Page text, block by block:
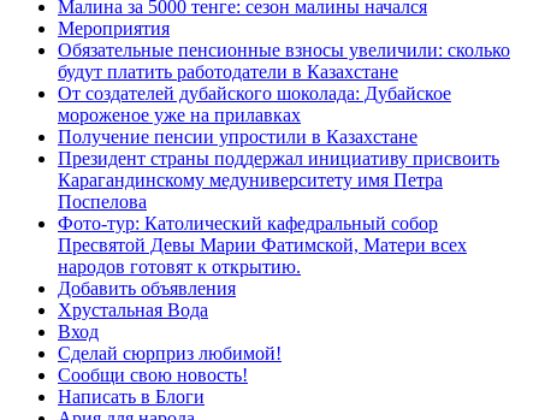
Малина за 5000 тенге: сезон малины начался
Мероприятия
Обязательные пенсионные взносы увеличили: сколько
будут платить работодатели в Казахстане
От создателей дубайского шоколада: Дубайское
мороженое уже на прилавках
Получение пенсии упростили в Казахстане
Президент страны поддержал инициативу присвоить
Карагандинскому медуниверситету имя Петра
Поспелова
Фото-тур: Католический кафедральный собор
Пресвятой Девы Марии Фатимской, Матери всех
народов готовят к открытию.
Добавить объявления
Хрустальная Вода
Вход
Сделай сюрприз любимой!
Сообщи свою новость!
Написать в Блоги